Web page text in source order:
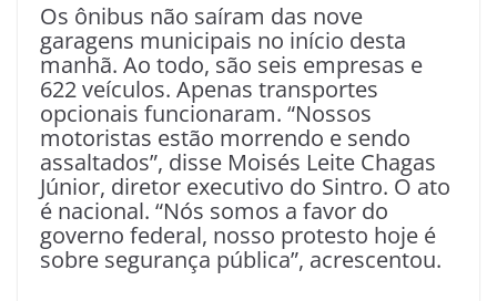
Os ônibus não saíram das nove
garagens municipais no início desta
manhã. Ao todo, são seis empresas e
622 veículos. Apenas transportes
opcionais funcionaram. “Nossos
motoristas estão morrendo e sendo
assaltados”, disse Moisés Leite Chagas
Júnior, diretor executivo do Sintro. O ato
é nacional. “Nós somos a favor do
governo federal, nosso protesto hoje é
sobre segurança pública”, acrescentou.